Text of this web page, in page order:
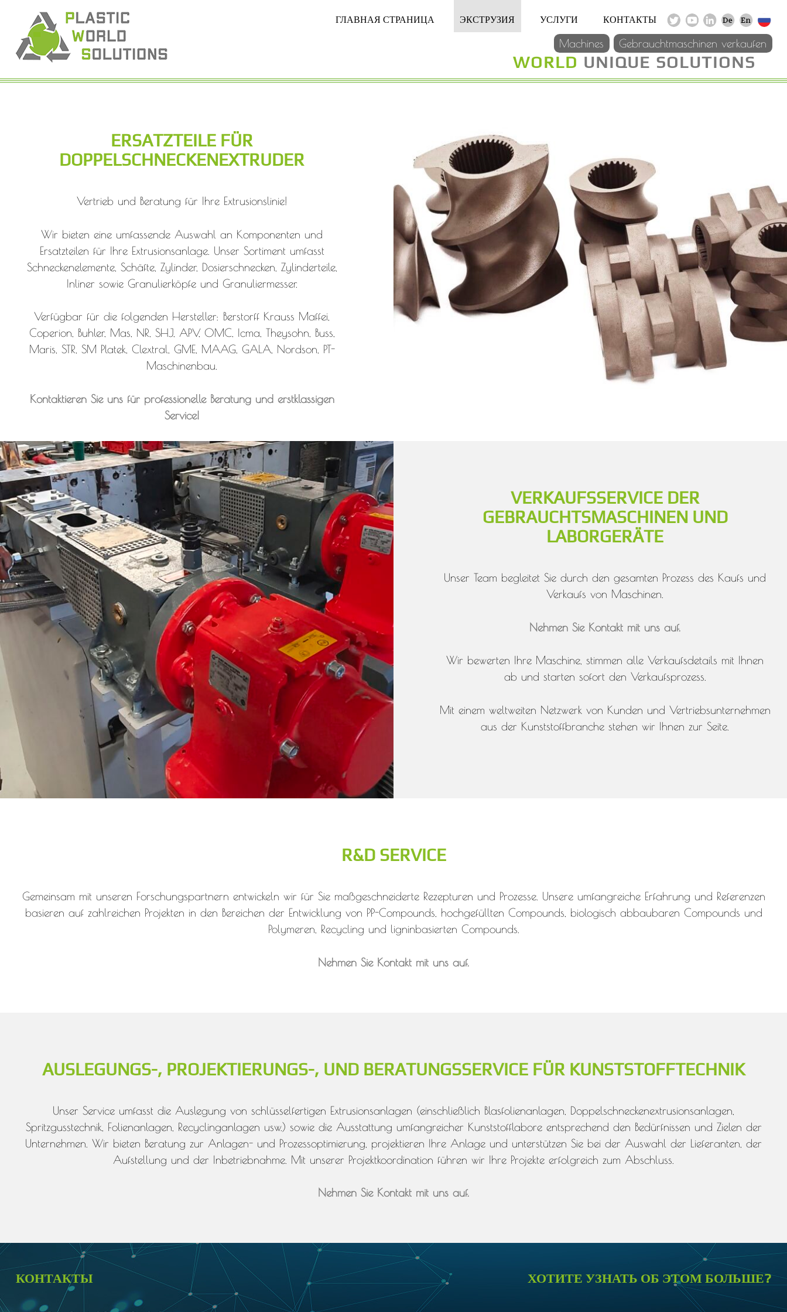
ГЛАВНАЯ СТРАНИЦА ЭКСТРУЗИЯ УСЛУГИ КОНТАКТЫ
Machines Gebrauchtmaschinen verkaufen
WORLD UNIQUE SOLUTIONS
ERSATZTEILE FÜR
DOPPELSCHNECKENEXTRUDER
Vertrieb und Beratung für Ihre Extrusionslinie!
Wir bieten eine umfassende Auswahl an Komponenten und
Ersatzteilen für Ihre Extrusionsanlage. Unser Sortiment umfasst
Schneckenelemente, Schäfte, Zylinder, Dosierschnecken, Zylinderteile,
Inliner sowie Granulierköpfe und Granuliermesser.
Verfügbar für die folgenden Hersteller: Berstorff Krauss Maffei,
Coperion, Buhler, Mas, NR, SHJ, APV, OMC, Icma, Theysohn, Buss,
Maris, STR, SM Platek, Clextral, GME, MAAG, GALA, Nordson, PT-
Maschinenbau.
Kontaktieren Sie uns für professionelle Beratung und erstklassigen
Service!
VERKAUFSSERVICE DER
GEBRAUCHTSMASCHINEN UND
LABORGERÄTE
Unser Team begleitet Sie durch den gesamten Prozess des Kaufs und
Verkaufs von Maschinen.
Nehmen Sie Kontakt mit uns auf.
Wir bewerten Ihre Maschine, stimmen alle Verkaufsdetails mit Ihnen
ab und starten sofort den Verkaufsprozess.
Mit einem weltweiten Netzwerk von Kunden und Vertriebsunternehmen
aus der Kunststoffbranche stehen wir Ihnen zur Seite.
R&D SERVICE
Gemeinsam mit unseren Forschungspartnern entwickeln wir für Sie maßgeschneiderte Rezepturen und Prozesse. Unsere umfangreiche Erfahrung und Referenzen
basieren auf zahlreichen Projekten in den Bereichen der Entwicklung von PP-Compounds, hochgefüllten Compounds, biologisch abbaubaren Compounds und
Polymeren, Recycling und ligninbasierten Compounds.
Nehmen Sie Kontakt mit uns auf.
AUSLEGUNGS-, PROJEKTIERUNGS-, UND BERATUNGSSERVICE FÜR KUNSTSTOFFTECHNIK
Unser Service umfasst die Auslegung von schlüsselfertigen Extrusionsanlagen (einschließlich Blasfolienanlagen, Doppelschneckenextrusionsanlagen,
Spritzgusstechnik, Folienanlagen, Recyclinganlagen usw.) sowie die Ausstattung umfangreicher Kunststofflabore entsprechend den Bedürfnissen und Zielen der
Unternehmen. Wir bieten Beratung zur Anlagen- und Prozessoptimierung, projektieren Ihre Anlage und unterstützen Sie bei der Auswahl der Lieferanten, der
Aufstellung und der Inbetriebnahme. Mit unserer Projektkoordination führen wir Ihre Projekte erfolgreich zum Abschluss.
Nehmen Sie Kontakt mit uns auf.
КОНТАКТЫ ХОТИТЕ УЗНАТЬ ОБ ЭТОМ БОЛЬШЕ?